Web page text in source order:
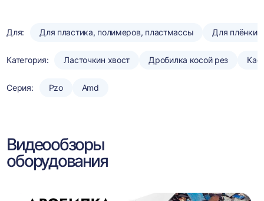
Для: Для пластика, полимеров, пластмассы Для плёнки
Категория: Ласточкин хвост Дробилка косой рез
Серия: Pzo Amd
Видеообзоры
оборудования